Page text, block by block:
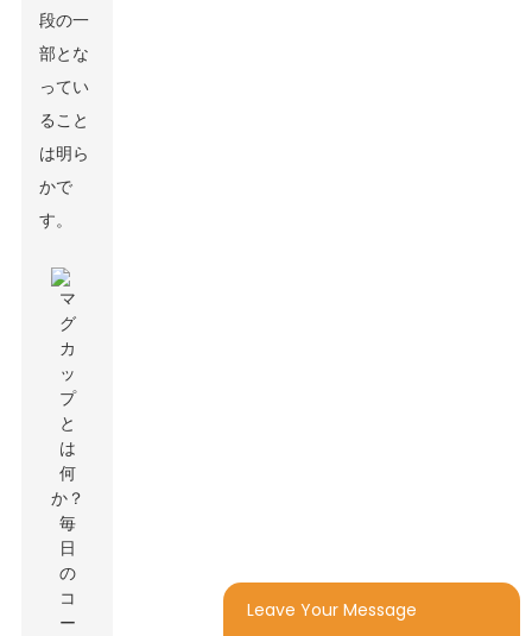
段の一
部とな
ってい
ること
は明ら
かで
す。
Leave Your Message